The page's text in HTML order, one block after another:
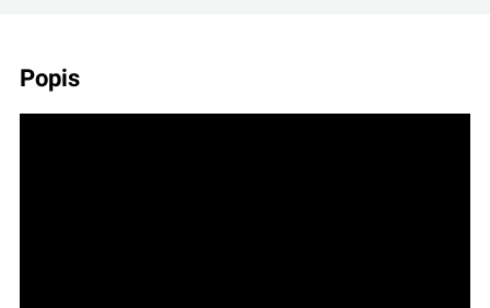
popis